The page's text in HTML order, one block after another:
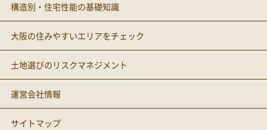
構造別・住宅性能の基礎知識
大阪の住みやすいエリアをチェック
土地選びのリスクマネジメント
運営会社情報
サイトマップ